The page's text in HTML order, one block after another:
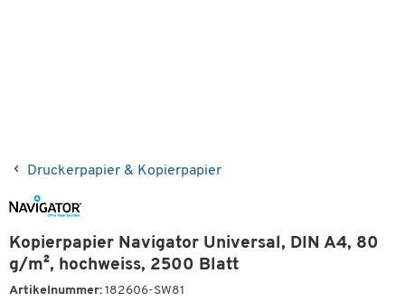
Druckerpapier & Kopierpapier
Kopierpapier Navigator Universal, DIN A4, 80
g/m², hochweiss, 2500 Blatt
Artikelnummer: 182606-SW81